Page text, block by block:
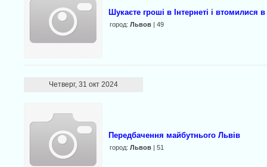
Шyкаєте гроші в Інтернеті і втомилися
город: Львов | 49
Четверг, 31 окт 2024
Передбачення майбутнього Львів
город: Львов | 51